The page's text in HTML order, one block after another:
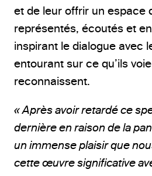
et de leur offrir un espace
représentés, écoutés et
inspirant le dialogue avec
entourant sur ce qu’ils
reconnaissent.
« Après avoir retardé ce
dernière en raison de la
un immense plaisir que
cette œuvre significative